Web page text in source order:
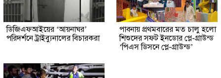
ডিজিএফআইয়ের ‘আয়নাঘর’
পরিদর্শনে ট্রাইব্যুনালের বিচারকরা
পাবনায় প্রথমবারের মত চালু হলো
শিশুদের সফট ইনডোর প্লে-গ্রাউন্ড
‘পিএস ডিসনে প্লে-গ্রাউন্ড’